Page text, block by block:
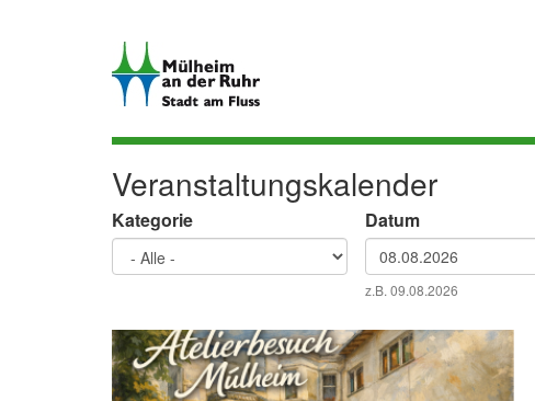
Veranstaltungskalender
Kategorie Datum
Datum
z.B. 09.08.2026